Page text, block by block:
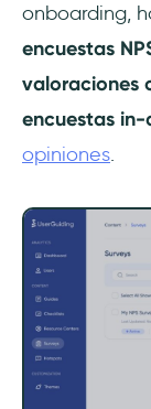
onboarding,
encuestas
valoraciones
encuestas
opiniones.